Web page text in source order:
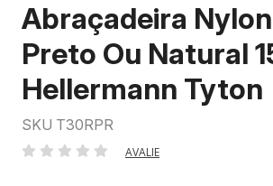
Abraçadeira
Preto Ou Natural
Hellermann Tyton
SKU T30RPR
AVALIE